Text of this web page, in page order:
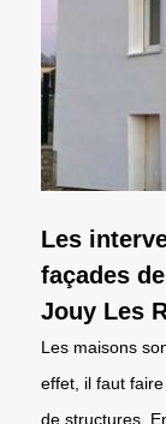
Les
façades
Jouy Les
Les maisons
effet, il faut
de structures.